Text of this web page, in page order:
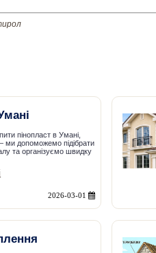
пінопласт в Умані,
ми допоможемо підібрати
та організуємо швидку
2026-03-01